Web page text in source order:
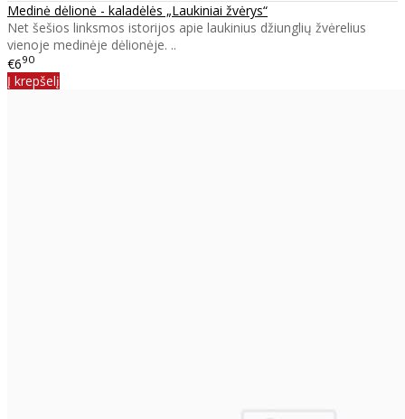
Medinė dėlionė - kaladėlės „Laukiniai žvėrys“
Net šešios linksmos istorijos apie laukinius džiunglių žvėrelius
vienoje medinėje dėlionėje. ..
€690
Į krepšelį